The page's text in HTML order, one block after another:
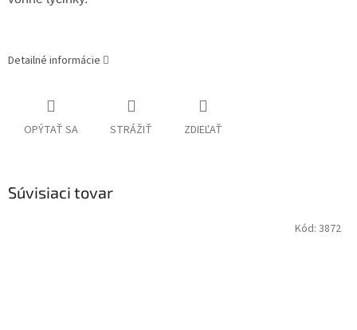
Detailné informácie
OPÝTAŤ SA STRÁŽIŤ ZDIEĽAŤ
Súvisiaci tovar
Kód: 3872